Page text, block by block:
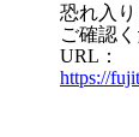
恐れ入
ご確認く
URL：
https://